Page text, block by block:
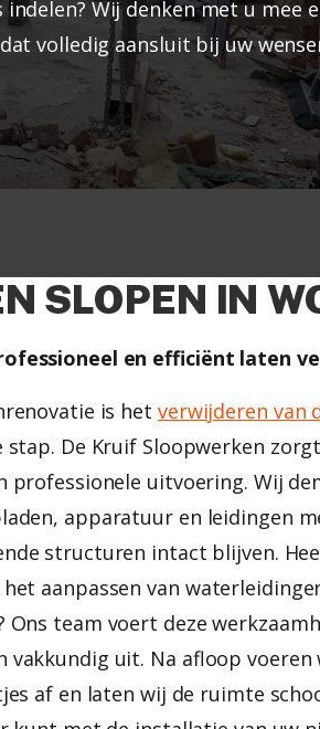
Wij denken met u mee
volledig aansluit bij uw
SLOPEN IN
en efficiënt laten
is het verwijderen van
stap. De Kruif Sloopwerken
professionele uitvoering. Wij
apparatuur en leidingen
structuren intact blijven.
het aanpassen van
Ons team voert deze
vakkundig uit. Na afloop voeren
af en laten wij de ruimte